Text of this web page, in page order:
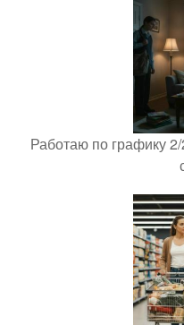
Работаю по графику